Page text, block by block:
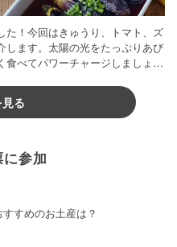
た！今回はきゅうり、トマト、ズ
します。太陽の光をたっぷりあび
食べてパワーチャージしましょう
る
参加
すめのお土産は？